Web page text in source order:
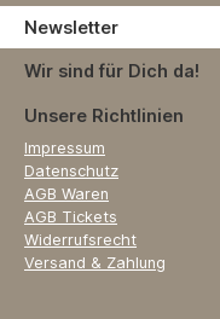
Newsletter
Wir sind für Dich da!
Unsere Richtlinien
Impressum
Datenschutz
AGB Waren
AGB Tickets
Widerrufsrecht
Versand & Zahlung